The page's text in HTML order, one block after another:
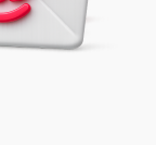
шум, а
насыщенное
с